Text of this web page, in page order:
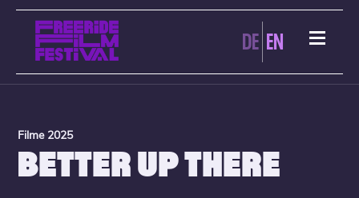
DE EN
Filme 2025
BETTER UP THERE